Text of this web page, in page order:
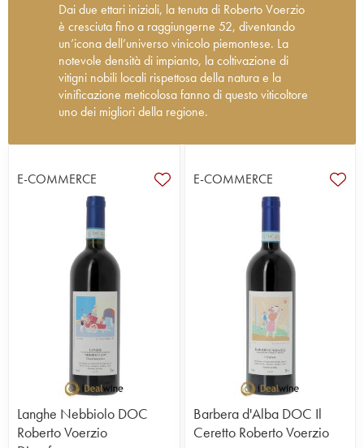
Dai due ettari iniziali, la tenuta di Roberto Voerzio
è cresciuta fino a raggiungerne 52, diventando
un’icona dell’universo vinicolo piemontese. La
notevole densità di impianto, la coltivazione di
vitigni nobili locali rispettosa della natura e la
vinificazione meticolosa fanno di questo viticoltore
uno dei migliori della regione.
viticoltori, nel 1986 decise di intraprendere la
propria avventura vinicola coltivando un terreno di
due ettari, parte del vigneto di famiglia. Con il
tempo la sua tenuta, che oggi figura tra i grandi
nomi del Barolo, si è guadagnata un’ottima
reputazione grazie alla qualità dei vini, in cui si
uniscono alla perfezione potenza ed eleganza.
Viticoltore esperto e abile vinificatore, Roberto
Voerzio predilige le elevate densità di impianto e
le rese bassissime, per esprimere la quintessenza
dei suoi terroir. È noto in particolare perché i suoi
vini sono l’esatto opposto dei vini corposi, tannici e
boisé tipici della regione. Le tecniche di Voerzio
associano la modernità alla tradizione e le sue
bottiglie sono iconiche e autentiche. Coltiva le sue
vigne secondo i principi della viticoltura biologica,
E-COMMERCE
Langhe Nebbiolo DOC
Roberto Voerzio
E-COMMERCE
Barbera d'Alba DOC Il
Ceretto Roberto Voerzio